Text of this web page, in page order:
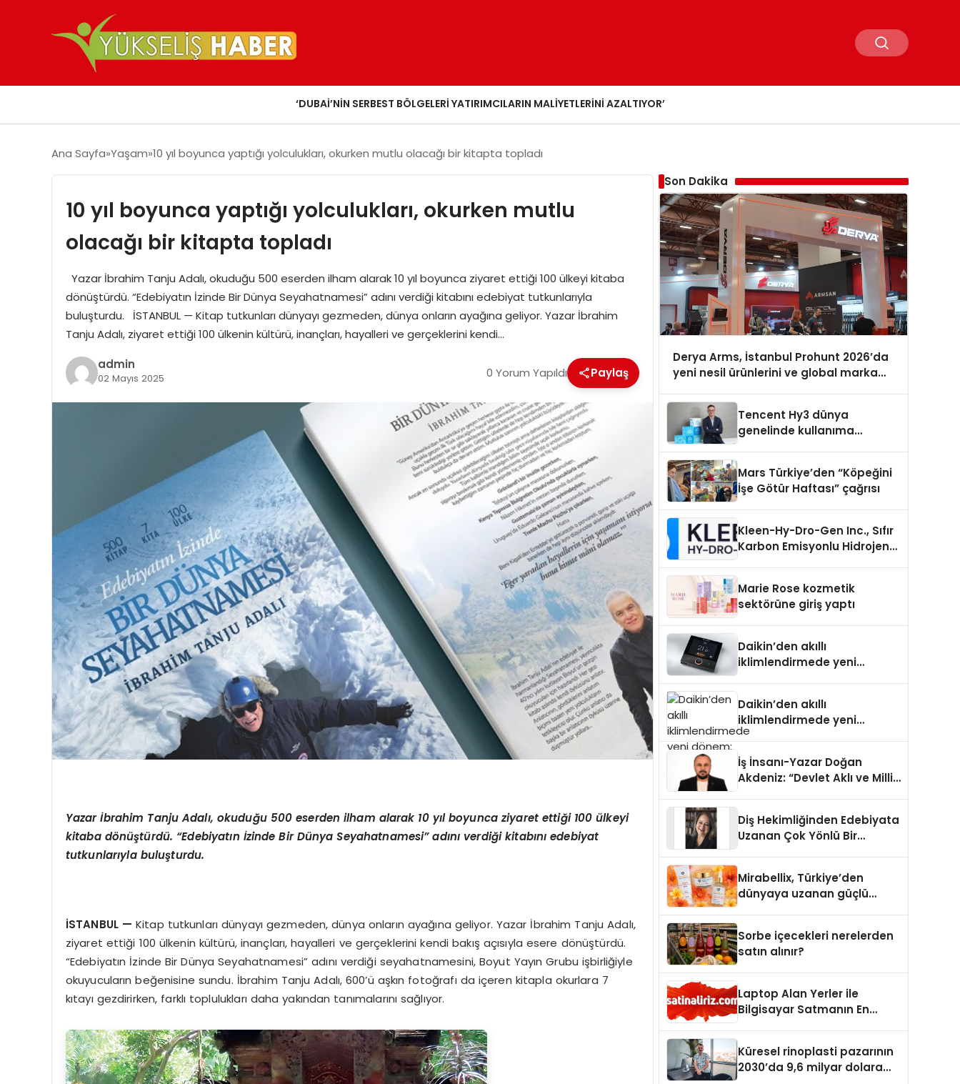
‘DUBAI’NIN SERBEST BÖLGELERI YATIRIMCILARIN MALIYETLERINI AZALTIYOR’
Ana Sayfa Yaşam 10 yıl boyunca yaptığı yolculukları, okurken mutlu olacağı bir kitapta topladı
10 yıl boyunca yaptığı yolculukları, okurken mutlu
olacağı bir kitapta topladı
Yazar İbrahim Tanju Adalı, okuduğu 500 eserden ilham alarak 10 yıl boyunca ziyaret ettiği 100 ülkeyi kitaba
dönüştürdü. “Edebiyatın İzinde Bir Dünya Seyahatnamesi” adını verdiği kitabını edebiyat tutkunlarıyla
buluşturdu. İSTANBUL — Kitap tutkunları dünyayı gezmeden, dünya onların ayağına geliyor. Yazar İbrahim
Tanju Adalı, ziyaret ettiği 100 ülkenin kültürü, inançları, hayalleri ve gerçeklerini kendi…
admin
02 Mayıs 2025 0 Yorum Yapıldı Paylaş
Yazar İbrahim Tanju Adalı, okuduğu 500 eserden ilham alarak 10 yıl boyunca ziyaret ettiği 100 ülkeyi
kitaba dönüştürdü. “Edebiyatın İzinde Bir Dünya Seyahatnamesi” adını verdiği kitabını edebiyat
tutkunlarıyla buluşturdu.
İSTANBUL — Kitap tutkunları dünyayı gezmeden, dünya onların ayağına geliyor. Yazar İbrahim Tanju Adalı,
ziyaret ettiği 100 ülkenin kültürü, inançları, hayalleri ve gerçeklerini kendi bakış açısıyla esere dönüştürdü.
“Edebiyatın İzinde Bir Dünya Seyahatnamesi” adını verdiği seyahatnamesini, Boyut Yayın Grubu işbirliğiyle
okuyucuların beğenisine sundu. İbrahim Tanju Adalı, 600’ü aşkın fotoğrafı da içeren kitapla okurlara 7
kıtayı gezdirirken, farklı toplulukları daha yakından tanımalarını sağlıyor.
Son Dakika
Derya Arms, İstanbul Prohunt 2026’da
yeni nesil ürünlerini ve global marka
Tencent Hy3 dünya
genelinde kullanıma
Mars Türkiye’den “Köpeğini
İşe Götür Haftası” çağrısı
Kleen-Hy-Dro-Gen Inc., Sıfır
Karbon Emisyonlu Hidrojen
Aldı
Marie Rose kozmetik
sektörüne giriş yaptı
Daikin’den akıllı
iklimlendirmede yeni
Daikin’den akıllı
iklimlendirmede yeni
dönem: Madoka Plus
İş İnsanı-Yazar Doğan
Akdeniz: “Devlet Aklı ve Milli
Diş Hekimliğinden Edebiyata
Uzanan Çok Yönlü Bir
Mirabellix, Türkiye’den
dünyaya uzanan güçlü
Sorbe içecekleri nerelerden
satın alınır?
Laptop Alan Yerler ile
Bilgisayar Satmanın En
Küresel rinoplasti pazarının
2030’da 9,6 milyar dolara